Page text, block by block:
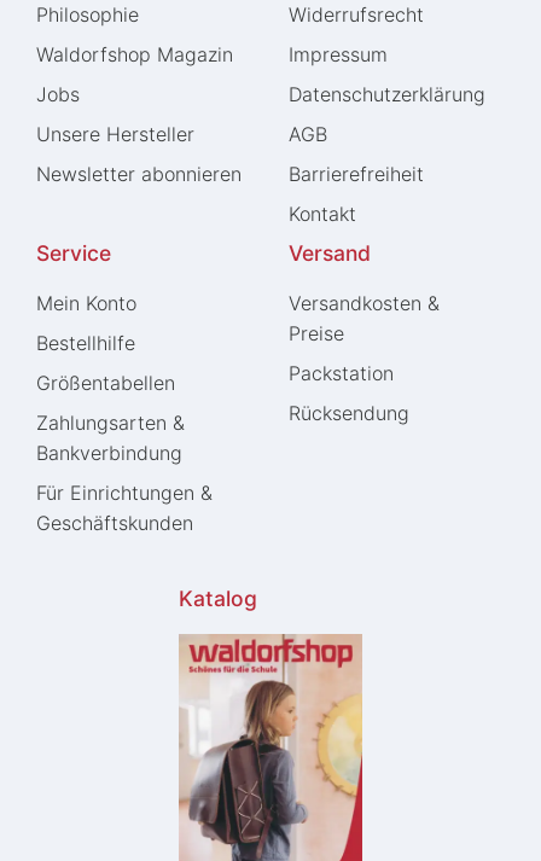
Philosophie
Waldorfshop Magazin
Jobs
Unsere Hersteller
Newsletter abonnieren
Widerrufs­recht
Impressum
Daten­schutz­erklärung
AGB
Barrierefreiheit
Kontakt
Service
Mein Konto
Bestellhilfe
Größentabellen
Zahlungsarten &
Bankverbindung
Für Einrichtungen &
Geschäftskunden
Versand
Versandkosten &
Preise
Packstation
Rücksendung
Katalog